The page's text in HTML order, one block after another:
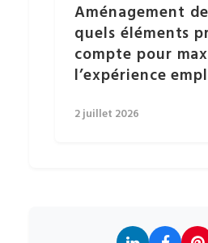
Aménagement
quels éléments
compte pour
l’expérience
2 juillet 2026